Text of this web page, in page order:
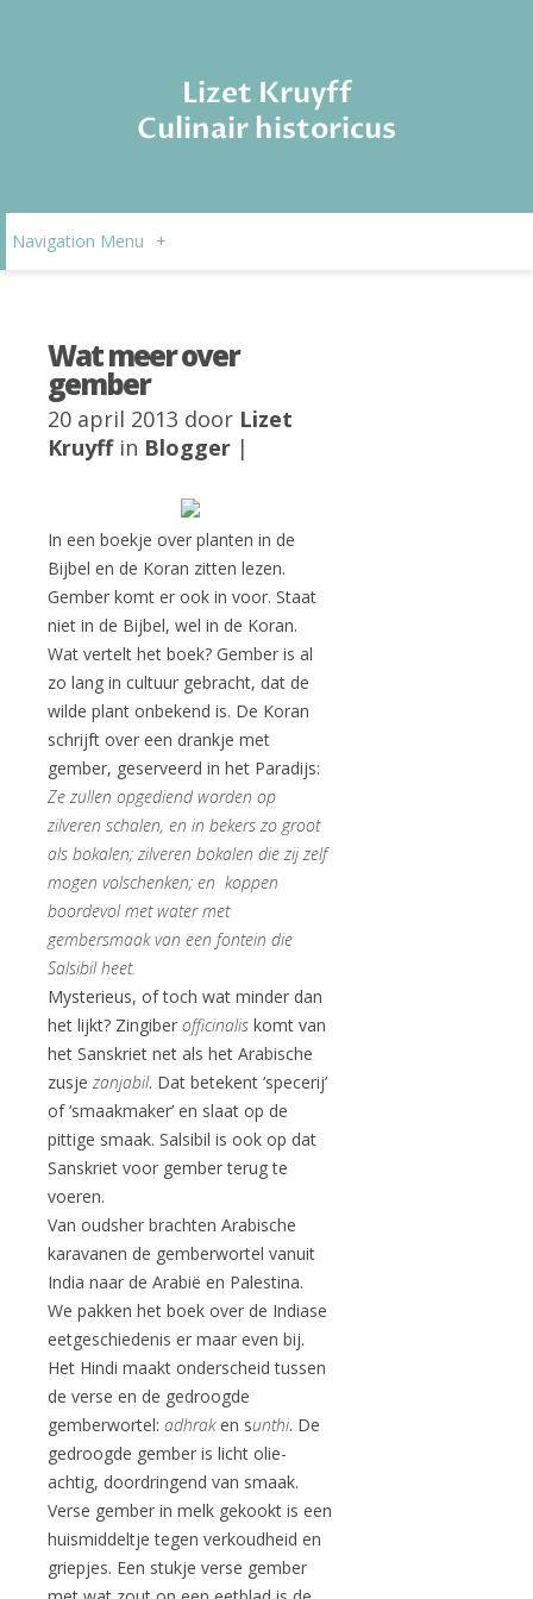
Lizet Kruyff
Culinair historicus
Navigation Menu +
Wat meer over
gember
20 april 2013 door Lizet
Kruyffin Blogger |
In een boekje over planten in de
Bijbel en de Koran zitten lezen.
Gember komt er ook in voor. Staat
niet in de Bijbel, wel in de Koran.
Wat vertelt het boek? Gember is al
zo lang in cultuur gebracht, dat de
wilde plant onbekend is. De Koran
schrijft over een drankje met
gember, geserveerd in het Paradijs:
Ze zullen opgediend worden op
zilveren schalen, en in bekers zo groot
als bokalen; zilveren bokalen die zij zelf
mogen volschenken; en koppen
boordevol met water met
gembersmaak van een fontein die
Salsibil heet.
Mysterieus, of toch wat minder dan
het lijkt? Zingiber officinalis komt van
het Sanskriet net als het Arabische
zusje zanjabil. Dat betekent ‘specerij’
of ‘smaakmaker’ en slaat op de
pittige smaak. Salsibil is ook op dat
Sanskriet voor gember terug te
voeren.
Van oudsher brachten Arabische
karavanen de gemberwortel vanuit
India naar de Arabië en Palestina.
We pakken het boek over de Indiase
eetgeschiedenis er maar even bij.
Het Hindi maakt onderscheid tussen
de verse en de gedroogde
gemberwortel: adhraken sunthi. De
gedroogde gember is licht olie-
achtig, doordringend van smaak.
Verse gember in melk gekookt is een
huismiddeltje tegen verkoudheid en
griepjes. Een stukje verse gember